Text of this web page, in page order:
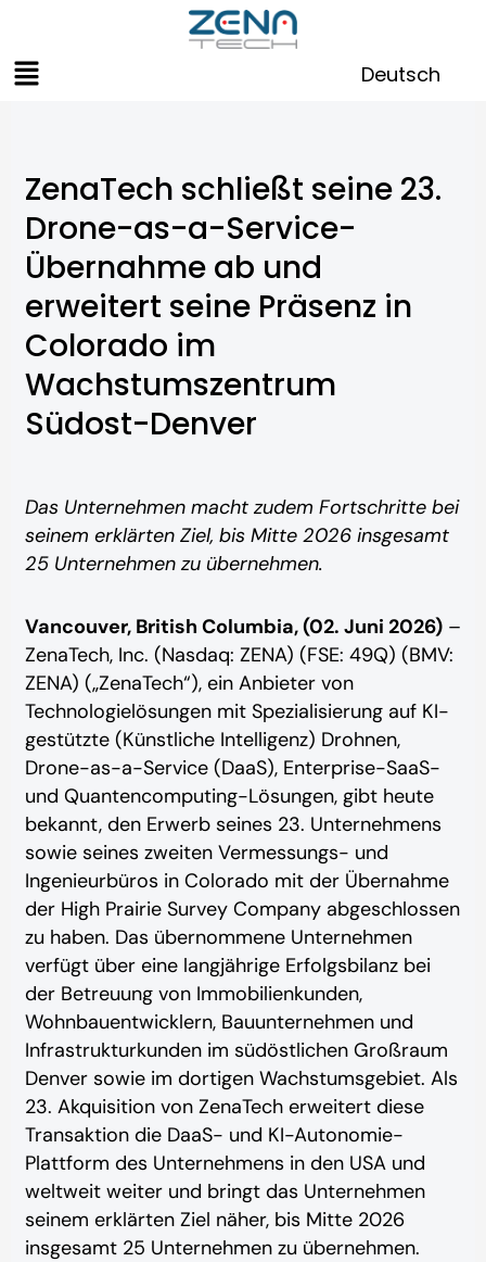
springen
Menü Deutsch
ZenaTech schließt seine 23.
Drone-as-a-Service-
Übernahme ab und
erweitert seine Präsenz in
Colorado im
Wachstumszentrum
Südost-Denver
Das Unternehmen macht zudem Fortschritte bei
seinem erklärten Ziel, bis Mitte 2026 insgesamt
25 Unternehmen zu übernehmen.
Vancouver, British Columbia, (02. Juni 2026)–
ZenaTech, Inc. (Nasdaq: ZENA) (FSE: 49Q) (BMV:
ZENA) („ZenaTech“), ein Anbieter von
Technologielösungen mit Spezialisierung auf KI-
gestützte (Künstliche Intelligenz) Drohnen,
Drone-as-a-Service (DaaS), Enterprise-SaaS-
und Quantencomputing-Lösungen, gibt heute
bekannt, den Erwerb seines 23. Unternehmens
sowie seines zweiten Vermessungs- und
Ingenieurbüros in Colorado mit der Übernahme
der High Prairie Survey Company abgeschlossen
zu haben. Das übernommene Unternehmen
verfügt über eine langjährige Erfolgsbilanz bei
der Betreuung von Immobilienkunden,
Wohnbauentwicklern, Bauunternehmen und
Infrastrukturkunden im südöstlichen Großraum
Denver sowie im dortigen Wachstumsgebiet. Als
23. Akquisition von ZenaTech erweitert diese
Transaktion die DaaS- und KI-Autonomie-
Plattform des Unternehmens in den USA und
weltweit weiter und bringt das Unternehmen
seinem erklärten Ziel näher, bis Mitte 2026
insgesamt 25 Unternehmen zu übernehmen.